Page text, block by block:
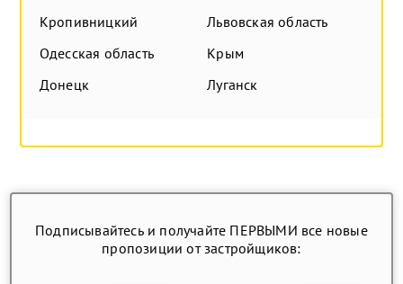
Кропивницкий
Львовская область
Одесская область
Крым
Донецк
Луганск
Подписывайтесь и получайте ПЕРВЫМИ все новые
пропозиции от застройщиков: